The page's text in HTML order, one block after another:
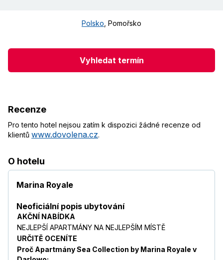
Polsko Pomořsko
Vyhledat termín
Recenze
Pro tento hotel nejsou zatím k dispozici žádné recenze od
klientů www.dovolena.cz.
O hotelu
Marina Royale
Neoficiální popis ubytování
AKČNÍ NABÍDKA
NEJLEPŠÍ APARTMÁNY NA NEJLEPŠÍM MÍSTĚ
URČITĚ OCENÍTE
Proč Apartmány Sea Collection by Marina Royale v